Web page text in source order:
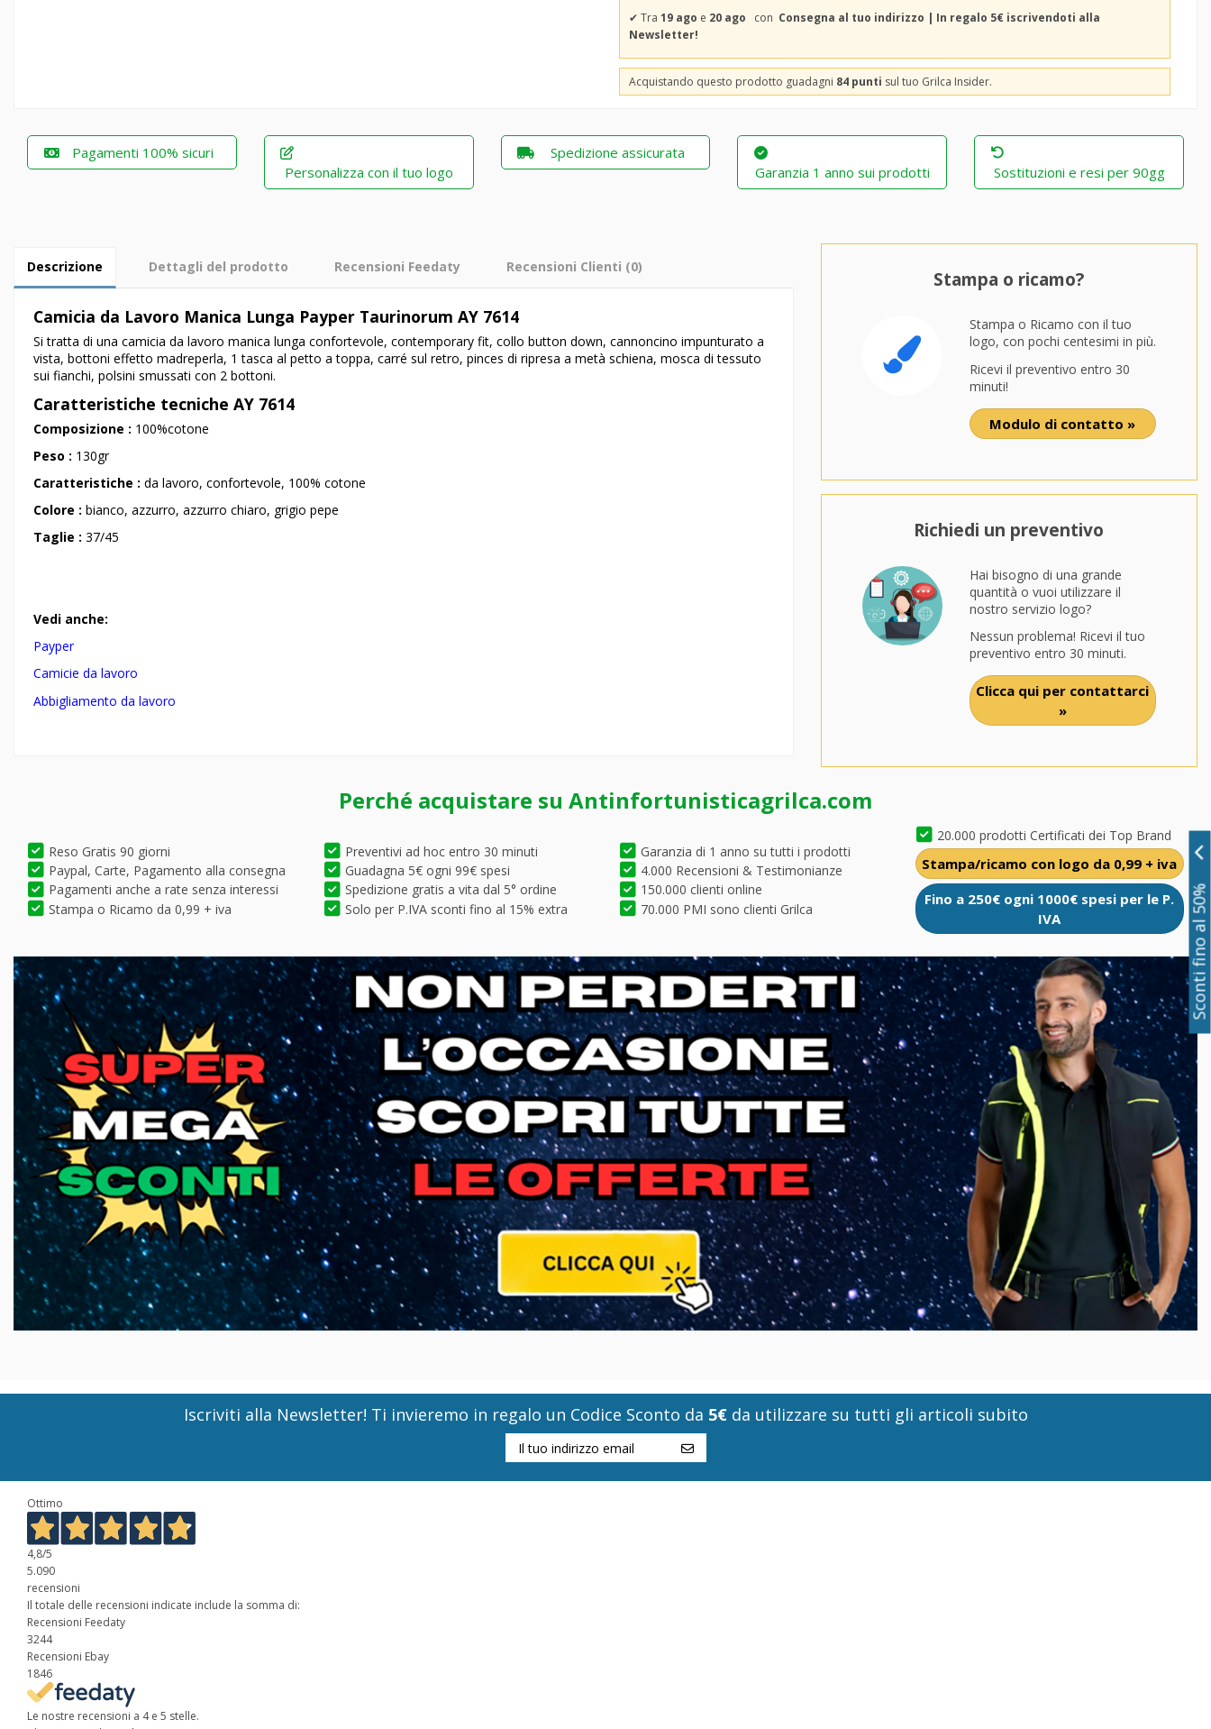
✔ Tra 19 ago e 20 ago con Consegna al tuo indirizzo | In regalo 5€ iscrivendoti alla
Newsletter!
Acquistando questo prodotto guadagni 84 punti sul tuo Grilca Insider.
Pagamenti 100% sicuri
Personalizza con il tuo logo
Spedizione assicurata
Garanzia 1 anno sui prodotti
Sostituzioni e resi per 90gg
Descrizione Dettagli del prodotto Recensioni Feedaty Recensioni Clienti (0)
Camicia da Lavoro Manica Lunga Payper Taurinorum AY 7614
Si tratta di una camicia da lavoro manica lunga confortevole, contemporary fit, collo button down, cannoncino impunturato a
vista, bottoni effetto madreperla, 1 tasca al petto a toppa, carré sul retro, pinces di ripresa a metà schiena, mosca di tessuto
sui fianchi, polsini smussati con 2 bottoni.
Caratteristiche tecniche AY 7614
Composizione : 100%cotone
Peso : 130gr
Caratteristiche : da lavoro, confortevole, 100% cotone
Colore : bianco, azzurro, azzurro chiaro, grigio pepe
Taglie : 37/45
Vedi anche:
Payper
Camicie da lavoro
Abbigliamento da lavoro
Stampa o ricamo?
Stampa o Ricamo con il tuo
logo, con pochi centesimi in più.
Ricevi il preventivo entro 30
minuti!
Modulo di contatto »
Richiedi un preventivo
Hai bisogno di una grande
quantità o vuoi utilizzare il
nostro servizio logo?
Nessun problema! Ricevi il tuo
preventivo entro 30 minuti.
Clicca qui per contattarci
»
Perché acquistare su Antinfortunisticagrilca.com
Reso Gratis 90 giorni
Paypal, Carte, Pagamento alla consegna
Pagamenti anche a rate senza interessi
Stampa o Ricamo da 0,99 + iva
Preventivi ad hoc entro 30 minuti
Guadagna 5€ ogni 99€ spesi
Spedizione gratis a vita dal 5° ordine
Solo per P.IVA sconti fino al 15% extra
Garanzia di 1 anno su tutti i prodotti
4.000 Recensioni & Testimonianze
150.000 clienti online
70.000 PMI sono clienti Grilca
20.000 prodotti Certificati dei Top Brand
Stampa/ricamo con logo da 0,99 + iva
Fino a 250€ ogni 1000€ spesi per le P.
IVA
Iscriviti alla Newsletter! Ti invieremo in regalo un Codice Sconto da 5€da utilizzare su tutti gli articoli subito
Ottimo
4,8/5
5.090
recensioni
Il totale delle recensioni indicate include la somma di:
Recensioni Feedaty
3244
Recensioni Ebay
1846
Le nostre recensioni a 4 e 5 stelle.
Sconti fino al 50%